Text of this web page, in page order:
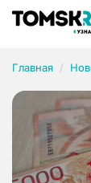
Главная